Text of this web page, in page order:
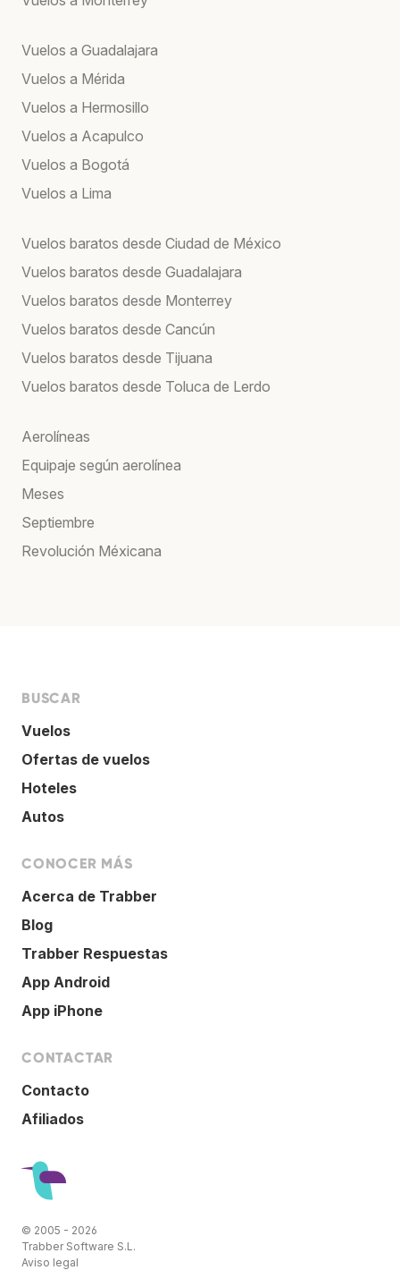
Vuelos a Guadalajara
Vuelos a Mérida
Vuelos a Hermosillo
Vuelos a Acapulco
Vuelos a Bogotá
Vuelos a Lima
Vuelos baratos desde Ciudad de México
Vuelos baratos desde Guadalajara
Vuelos baratos desde Monterrey
Vuelos baratos desde Cancún
Vuelos baratos desde Tijuana
Vuelos baratos desde Toluca de Lerdo
Aerolíneas
Equipaje según aerolínea
Meses
Septiembre
Revolución Méxicana
BUSCAR
Vuelos
Ofertas de vuelos
Hoteles
Autos
CONOCER MÁS
Acerca de Trabber
Blog
Trabber Respuestas
App Android
App iPhone
CONTACTAR
Contacto
Afiliados
© 2005 - 2026
Trabber Software S.L.
Aviso legal